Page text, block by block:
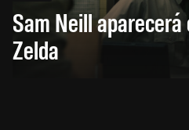
Sam Neill
Zelda